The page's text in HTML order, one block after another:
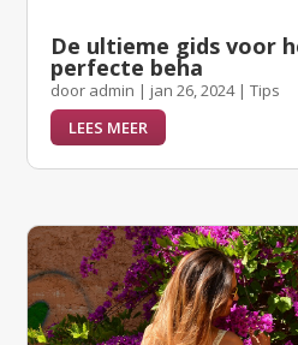
De ultieme gids voor
perfecte beha
door admin | jan 26, 2024|Tips
LEES MEER